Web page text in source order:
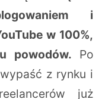
i
w 100%,
powodów. Po
z rynku i
już